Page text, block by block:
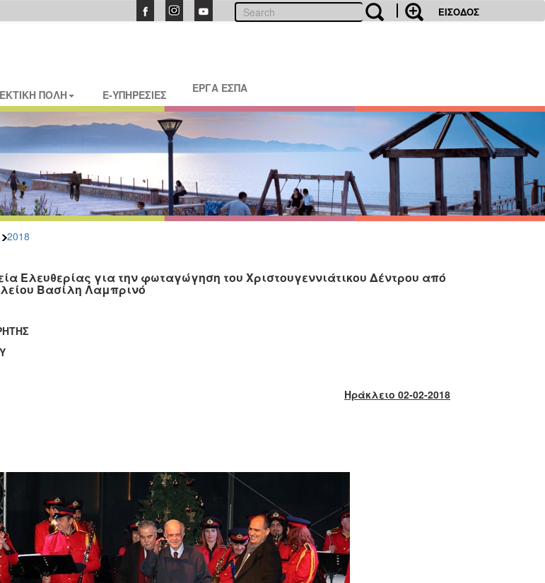
ΕΙΣΟΔΟΣ
ΠΟΛΗ E-ΥΠΗΡΕΣΙΕΣ ΕΡΓΑ ΕΣΠΑ
2018
Ελευθερίας για την φωταγώγηση του Χριστουγεννιάτικου Δέντρου από
Βασίλη Λαμπρινό
Ηράκλειο 02-02-2018